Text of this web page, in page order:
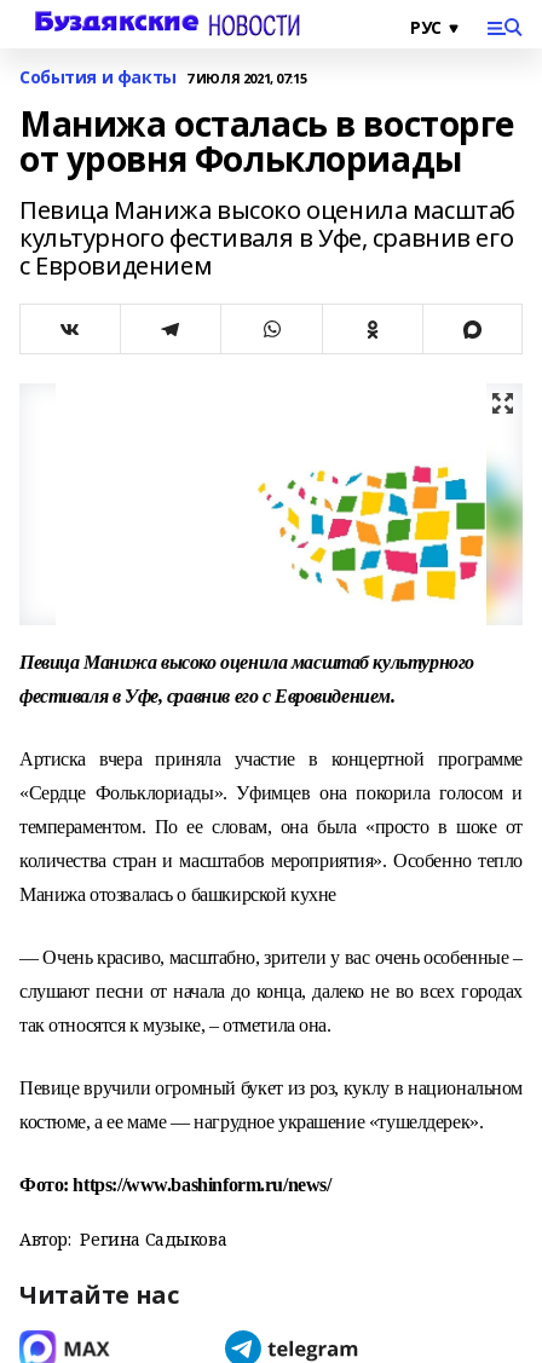
События и факты 7 ИЮЛЯ 2021, 07:15
Манижа осталась в восторге
от уровня Фольклориады
Певица Манижа высоко оценила масштаб
культурного фестиваля в Уфе, сравнив его
с Евровидением
Певица Манижа высоко оценила масштаб культурного
фестиваля в Уфе, сравнив его с Евровидением.
Артиска вчера приняла участие в концертной программе
«Сердце Фольклориады». Уфимцев онапокорила голосом и
темпераментом. По ее словам, она была «просто в шоке от
количества стран и масштабов мероприятия». Особенно тепло
Манижа отозвалась о башкирской кухне
— Очень красиво, масштабно, зрители у вас очень особенные –
слушают песни от начала до конца, далеко не во всех городах
так относятся к музыке, – отметилаона.
Певице вручили огромный букет из роз, куклу в национальном
костюме, а ее маме — нагрудное украшение «тушелдерек».
Фото: https://www.bashinform.ru/news/
Автор: Регина Садыкова
Читайте нас